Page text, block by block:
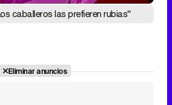
caballeros las prefieren rubias"
Eliminar anuncios